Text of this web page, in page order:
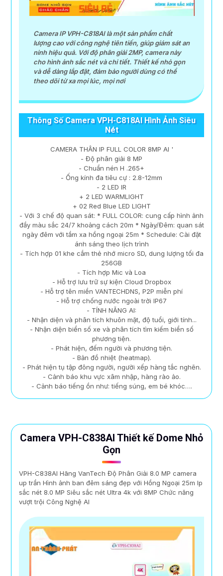
Camera IP VPH-C818AI là một sản phẩm chất
lượng cao với công nghệ tiên tiến, giúp giám sát an
ninh hiệu quả. Với độ phân giải 2MP, camera này
cho hình ảnh sắc nét và chi tiết. Thiết kế nhỏ gọn
và dễ dàng lắp đặt, đảm bảo người dùng có thể
theo dõi từ xa mọi lúc, mọi nơi
Thông Số Camera VPH-C818AI Hình Ảnh Siêu
Nét
CAMERA THÂN IP FULL COLOR 8MP AI '
- Độ phân giải 8 MP
- Chuẩn nén H .265+
- Ống kính đa tiêu cự : 2.8-12mm
- 2 LED IR
+ 2 LED WARMLIGHT
+ 02 Red Blue LED LIGHT
- Với 3 chế độ quan sát: * FULL COLOR: cung cấp hình ảnh
đầy màu sắc 24/7 khoảng cách 20m * Ngày/Đêm: quan sát
ngày đêm với tầm xa hồng ngoại 25m * Schedule: Cài đặt
ánh sáng theo lịch trình
- Tích hợp 01 khe cắm thẻ nhớ micro SD, dung lượng tối đa
256GB
- Tích hợp Mic và Loa
- Hỗ trợ lưu trữ sự kiện Cloud Dropbox
- Hỗ trợ tên miền VANTECHDNS, P2P miễn phí
- Hỗ trợ chống nước ngoài trời IP67
- TÍNH NĂNG AI:
- Nhận diện và phân tích khuôn mặt, độ tuổi, giới tính...
- Nhận diện biển số xe và phân tích tìm kiếm biển số
phương tiện.
- Phát hiện, đếm người và phương tiện.
- Bản đồ nhiệt (heatmap).
- Phát hiện tụ tập đông người, người xếp hàng tắc nghẽn.
- Cảnh báo khu vực xâm nhập, hàng rào ảo.
- Cảnh báo tiếng ồn như: tiếng súng, em bé khóc….
Camera VPH-C838AI Thiết kế Dome Nhỏ
Gọn
VPH-C838AI Hãng VanTech Độ Phân Giải 8.0 MP camera
up trần Hình ảnh ban đêm sáng đẹp với Hồng Ngoại 25m Ip
sắc nét 8.0 MP Siêu sắc nét Ultra 4k với 8MP Chức năng
vượt trội Công Nghệ AI